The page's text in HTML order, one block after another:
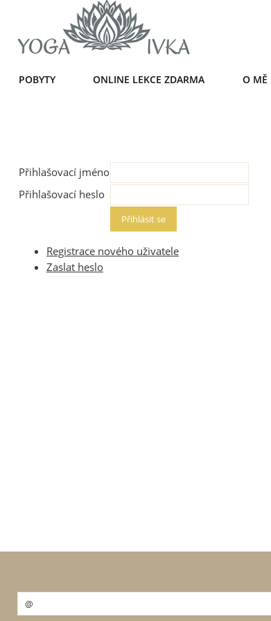
POBYTY ONLINE LEKCE ZDARMA O MĚ
Přihlašovací jméno
Přihlašovací heslo
Registrace nového uživatele
Zaslat heslo